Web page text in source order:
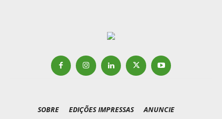
SOBRE EDIÇÕES IMPRESSAS ANUNCIE